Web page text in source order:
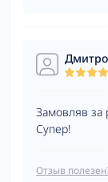
Дмитро
Замовляв за
Супер!
Отзыв